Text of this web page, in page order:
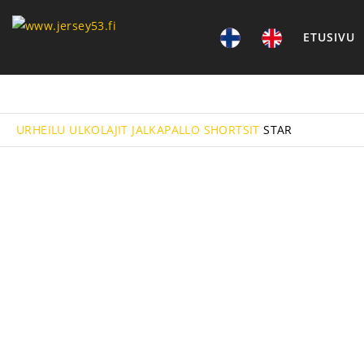
ETUSIVU
URHEILU ULKOLAJIT JALKAPALLO SHORTSIT STAR